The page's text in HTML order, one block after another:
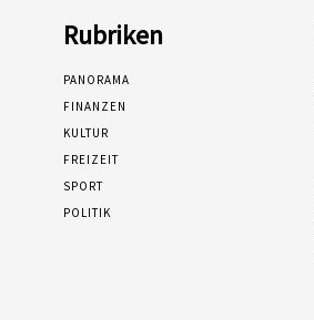
Rubriken
PANORAMA
FINANZEN
KULTUR
FREIZEIT
SPORT
POLITIK